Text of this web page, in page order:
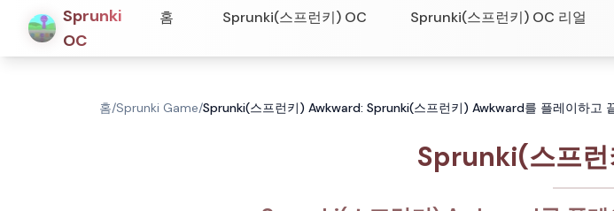
Sprunki
OC
홈 Sprunki(스프런키) OC Sprunki(스프런키) OC 리얼
홈/Sprunki Game/Sprunki(스프런키) Awkward: Sprunki(스프런키) Awkward를 플레이하고
Sprunki(스프